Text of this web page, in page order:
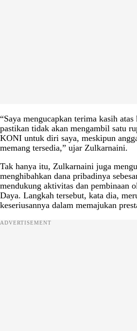
“Saya mengucapkan terima kasih
pastikan tidak akan mengambil satu
KONI untuk diri saya, meskipun
memang tersedia,” ujar Zulkarnaini.
Tak hanya itu, Zulkarnaini juga
menghibahkan dana pribadinya
mendukung aktivitas dan pembinaan
Daya. Langkah tersebut, kata dia,
keseriusannya dalam memajukan
ADVERTISEMENT